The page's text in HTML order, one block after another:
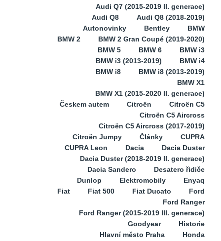
Audi Q7 (2015-2019 II. generace)
Audi Q8
Audi Q8 (2018-2019)
Autonovinky
Bentley
BMW
BMW 2
BMW 2 Gran Coupé (2019-2020)
BMW 5
BMW 6
BMW i3
BMW i3 (2013-2019)
BMW i4
BMW i8
BMW i8 (2013-2019)
BMW X1
BMW X1 (2015-2020 II. generace)
Českem autem
Citroën
Citroën C5
Citroën C5 Aircross
Citroën C5 Aircross (2017-2019)
Citroën Jumpy
Články
CUPRA
CUPRA Leon
Dacia
Dacia Duster
Dacia Duster (2018-2019 II. generace)
Dacia Sandero
Desatero řidiče
Dunlop
Elektromobily
Enyaq
Fiat
Fiat 500 Fiat Ducato
Ford
Ford Ranger
Ford Ranger (2015-2019 III. generace)
Goodyear
Historie
Hlavní město Praha
Honda